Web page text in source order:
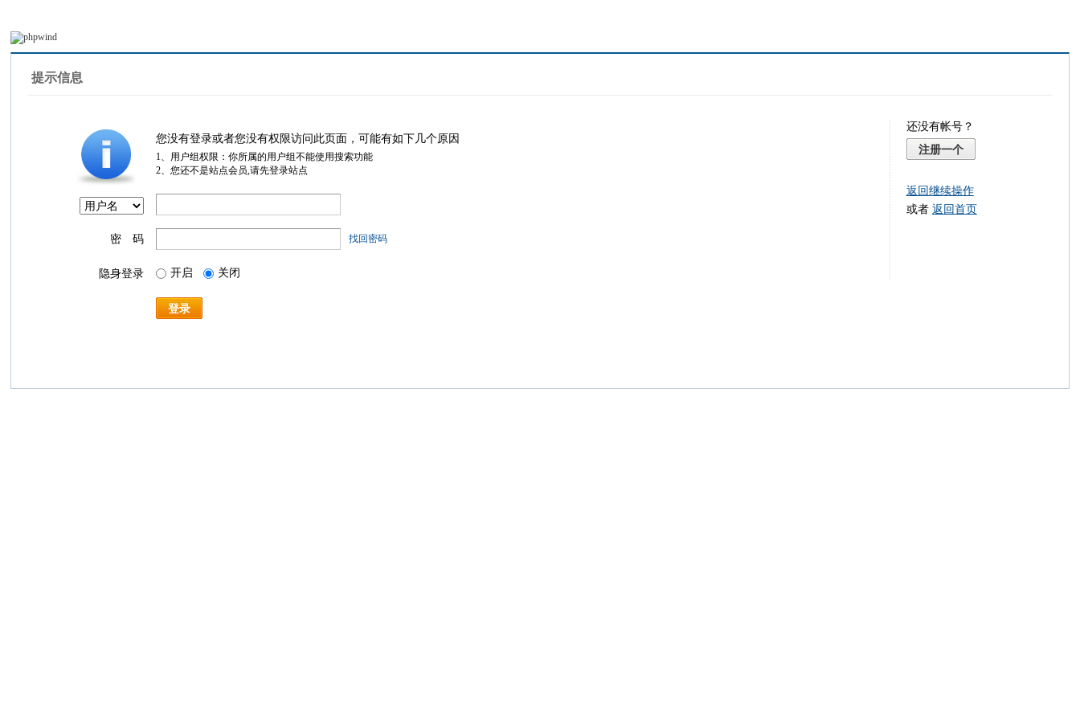
提示信息
您没有登录或者您没有权限访问此页面，可能有如下几个原因
1、用户组权限：你所属的用户组不能使用搜索功能
2、您还不是站点会员,请先登录站点
密 码 找回密码
隐身登录 开启 关闭
登录
还没有帐号？
注册一个
返回继续操作
或者 返回首页